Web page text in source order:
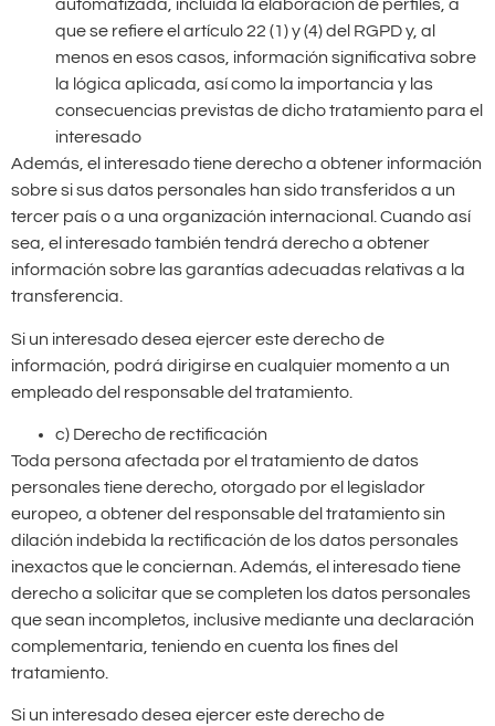
automatizada, incluida la elaboración de perfiles, a
que se refiere el artículo 22 (1) y (4) del RGPD y, al
menos en esos casos, información significativa sobre
la lógica aplicada, así como la importancia y las
consecuencias previstas de dicho tratamiento para el
interesado
Además, el interesado tiene derecho a obtener información
sobre si sus datos personales han sido transferidos a un
tercer país o a una organización internacional. Cuando así
sea, el interesado también tendrá derecho a obtener
información sobre las garantías adecuadas relativas a la
transferencia.
Si un interesado desea ejercer este derecho de
información, podrá dirigirse en cualquier momento a un
empleado del responsable del tratamiento.
c) Derecho de rectificación
Toda persona afectada por el tratamiento de datos
personales tiene derecho, otorgado por el legislador
europeo, a obtener del responsable del tratamiento sin
dilación indebida la rectificación de los datos personales
inexactos que le conciernan. Además, el interesado tiene
derecho a solicitar que se completen los datos personales
que sean incompletos, inclusive mediante una declaración
complementaria, teniendo en cuenta los fines del
tratamiento.
Si un interesado desea ejercer este derecho de